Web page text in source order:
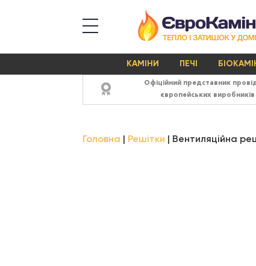
КАМІНИ ПЕЧІ
Офіційний представник
європейських виробників
Головна Решітки Вентиляційна